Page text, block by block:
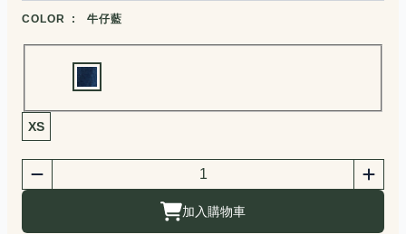
商品顏色選擇
COLOR : 牛仔藍
Choose a color
商品尺寸選擇
XS
商品購買數量
加入購物車